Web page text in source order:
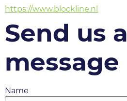
https://www.blockline.nl
Send us a
message
Name